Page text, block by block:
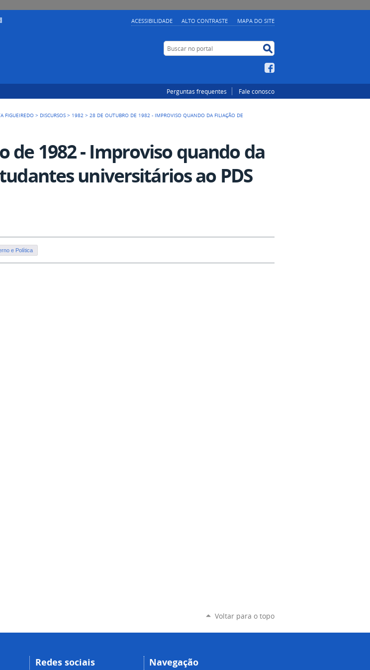
ACESSIBILIDADE ALTO CONTRASTE MAPA DO SITE
Buscar no portal
Perguntas frequentes Fale conosco
FIGUEIREDO > DISCURSOS > 1982 >28 DE OUTUBRO DE 1982 - IMPROVISO QUANDO DA FILIAÇÃO DE
de 1982 - Improviso quando da
universitários ao PDS
e Política
Voltar para o topo
Redes sociais Navegação